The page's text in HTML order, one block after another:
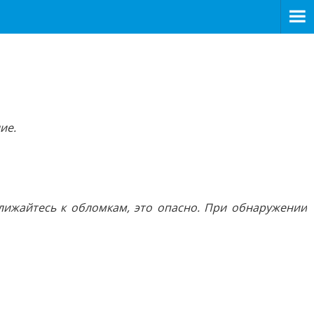
к обломкам, это опасно. При обнаружении